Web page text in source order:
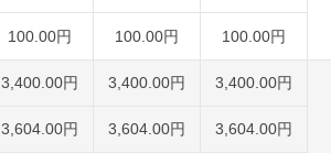
100.00円 100.00円 100.00円
3,400.00円 3,400.00円 3,400.00円
3,604.00円 3,604.00円 3,604.00円